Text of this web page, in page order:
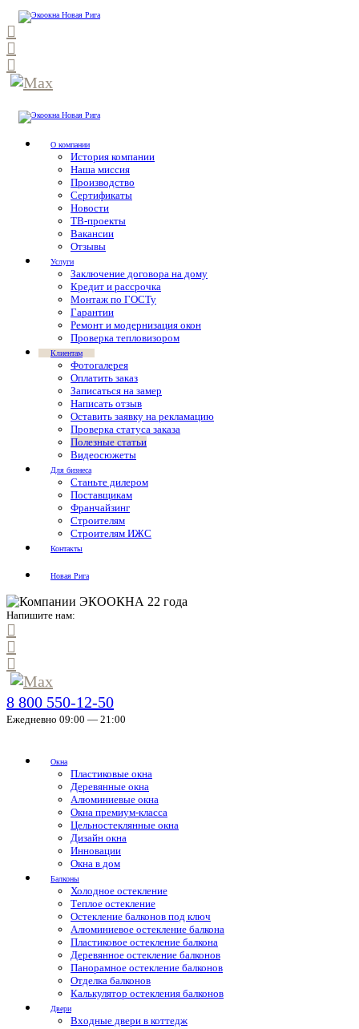
О компании
История компании
Наша миссия
Производство
Сертификаты
Новости
ТВ-проекты
Вакансии
Отзывы
Услуги
Заключение договора на дому
Кредит и рассрочка
Монтаж по ГОСТу
Гарантии
Ремонт и модернизация окон
Проверка тепловизором
Клиентам
Фотогалерея
Оплатить заказ
Записаться на замер
Написать отзыв
Оставить заявку на рекламацию
Проверка статуса заказа
Полезные статьи
Видеосюжеты
Для бизнеса
Станьте дилером
Поставщикам
Франчайзинг
Строителям
Строителям ИЖС
Контакты
Новая Рига
Напишите нам:
8 800 550-12-50
Ежедневно 09:00 — 21:00
Окна
Пластиковые окна
Деревянные окна
Алюминиевые окна
Окна премиум-класса
Цельностеклянные окна
Дизайн окна
Инновации
Окна в дом
Балконы
Холодное остекление
Теплое остекление
Остекление балконов под ключ
Алюминиевое остекление балкона
Пластиковое остекление балкона
Деревянное остекление балконов
Панорамное остекление балконов
Отделка балконов
Калькулятор остекления балконов
Двери
Входные двери в коттедж